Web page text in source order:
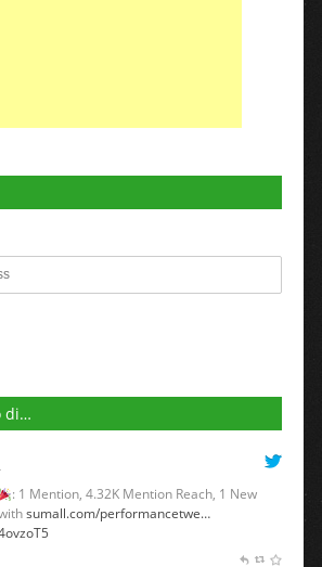
di…
: 1 Mention, 4.32K Mention Reach, 1 New
sumall.com/performancetwe…